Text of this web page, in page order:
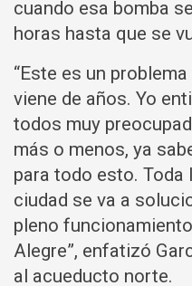
cuando esa bomba
horas hasta que se
“Este es un
viene de años. Yo
todos muy
más o menos, ya
para todo esto. Toda
ciudad se va a
pleno
Alegre”, enfatizó
al acueducto norte.